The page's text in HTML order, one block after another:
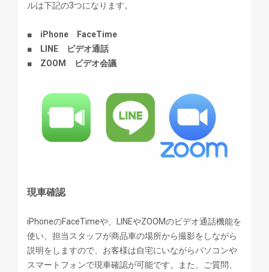
ルは下記の3つになります。
■ iPhone FaceTime
■ LINE ビデオ通話
■ ZOOM ビデオ会議
現車確認
iPhoneのFaceTimeや、LINEやZOOMのビデオ通話機能を
使い、担当スタッフが商品車の場所から撮影をしながら
説明をしますので、お客様は自宅にいながらパソコンや
スマートフォンで現車確認が可能です。また、ご質問、